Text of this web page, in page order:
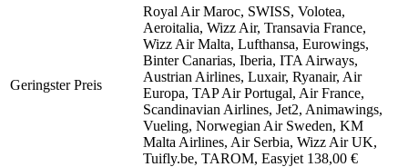
Geringster Preis
Royal Air Maroc, SWISS, Volotea,
Aeroitalia, Wizz Air, Transavia France,
Wizz Air Malta, Lufthansa, Eurowings,
Binter Canarias, Iberia, ITA Airways,
Austrian Airlines, Luxair, Ryanair, Air
Europa, TAP Air Portugal, Air France,
Scandinavian Airlines, Jet2, Animawings,
Vueling, Norwegian Air Sweden, KM
Malta Airlines, Air Serbia, Wizz Air UK,
Tuifly.be, TAROM, Easyjet 138,00 €